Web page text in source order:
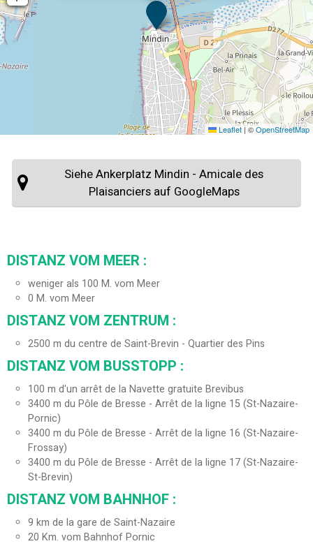
Leaflet|©OpenStreetMap
Siehe Ankerplatz Mindin - Amicale des
Plaisanciers auf GoogleMaps
DISTANZ VOM MEER :
weniger als 100 M. vom Meer
0 M. vom Meer
DISTANZ VOM ZENTRUM :
2500 m du centre de Saint-Brevin - Quartier des Pins
DISTANZ VOM BUSSTOPP :
100 m d'un arrêt de la Navette gratuite Brevibus
3400 m du Pôle de Bresse - Arrêt de la ligne 15 (St-Nazaire-
Pornic)
3400 m du Pôle de Bresse - Arrêt de la ligne 16 (St-Nazaire-
Frossay)
3400 m du Pôle de Bresse - Arrêt de la ligne 17 (St-Nazaire-
St-Brevin)
DISTANZ VOM BAHNHOF :
9 km de la gare de Saint-Nazaire
20 Km. vom Bahnhof Pornic